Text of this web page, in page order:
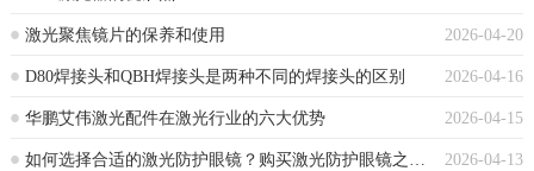
2026-04-20
激光聚焦镜片的保养和使用
2026-04-16
D80焊接头和QBH焊接头是两种不同的焊接头的区别
2026-04-15
华鹏艾伟激光配件在激光行业的六大优势
2026-04-13
如何选择合适的激光防护眼镜？购买激光防护眼镜之后该注意些什么？